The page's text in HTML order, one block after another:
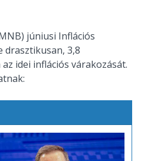
júniusi Inflációs
drasztikusan, 3,8
idei inflációs várakozását.